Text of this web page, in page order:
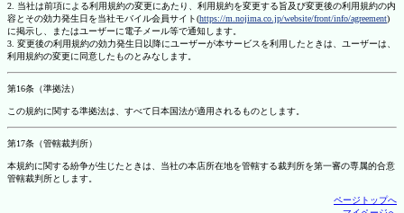
2. 当社は前項による利用規約の変更にあたり、利用規約を変更する旨及び変更後の利用規約の内
容とその効力発生日を当社モバイル会員サイト(https://m.nojima.co.jp/website/front/info/agreement)
に掲示し、またはユーザーに電子メール等で通知します。
3. 変更後の利用規約の効力発生日以降にユーザーが本サービスを利用したときは、ユーザーは、
利用規約の変更に同意したものとみなします。
第16条（準拠法）
この規約に関する準拠法は、すべて日本国法が適用されるものとします。
第17条（管轄裁判所）
本規約に関する紛争が生じたときは、当社の本店所在地を管轄する裁判所を第一審の専属的合意
管轄裁判所とします。
ページトップへ